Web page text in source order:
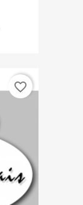
favorite_border